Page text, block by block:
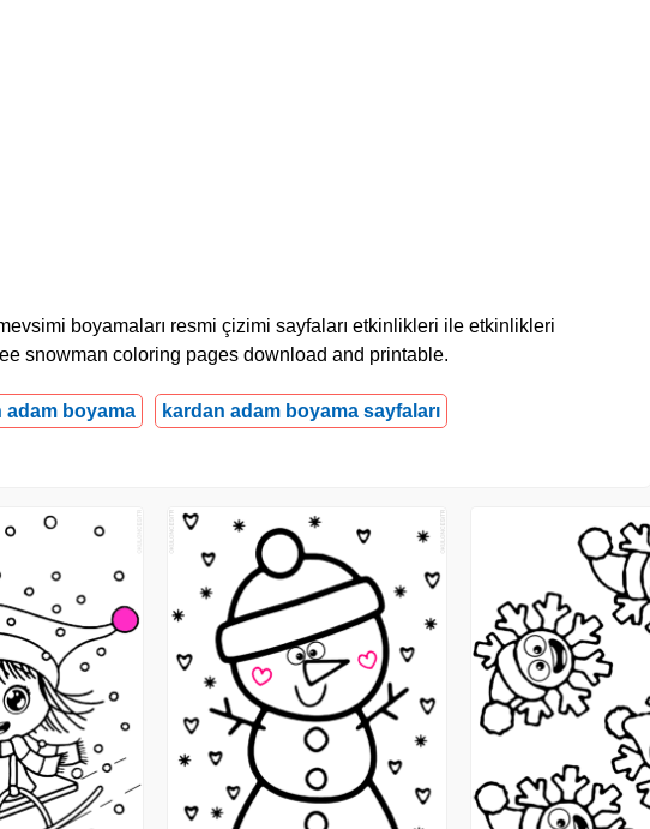
boyamaları resmi çizimi sayfaları etkinlikleri ile etkinlikleri
snowman coloring pages download and printable.
adam boyama kardan adam boyama sayfaları